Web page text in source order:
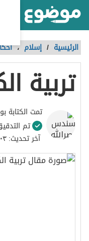
الرئيسية / إسلام ،
تربية
تمت الكتابة
تم
آخر تحديث:١٠:٠٣ ،